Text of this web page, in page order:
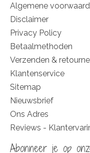
Algemene
Disclaimer
Privacy Policy
Betaalmethoden
Verzenden &
Klantenservice
Sitemap
Nieuwsbrief
Ons Adres
Reviews -
Abonneer je op